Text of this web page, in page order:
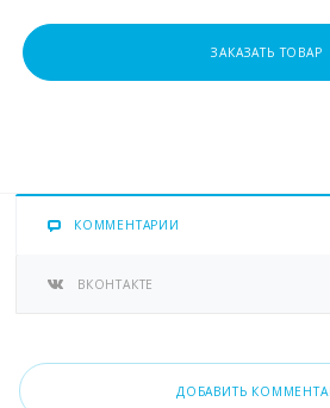
ЗАКАЗАТЬ ТОВАР
КОММЕНТАРИИ
ВКОНТАКТЕ
ДОБАВИТЬ